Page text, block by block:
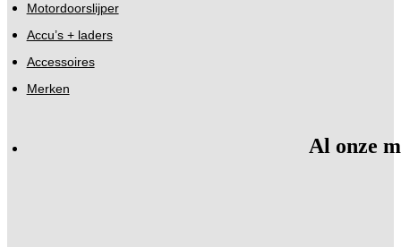
Motordoorslijper
Accu’s + laders
Accessoires
Merken
Al onze